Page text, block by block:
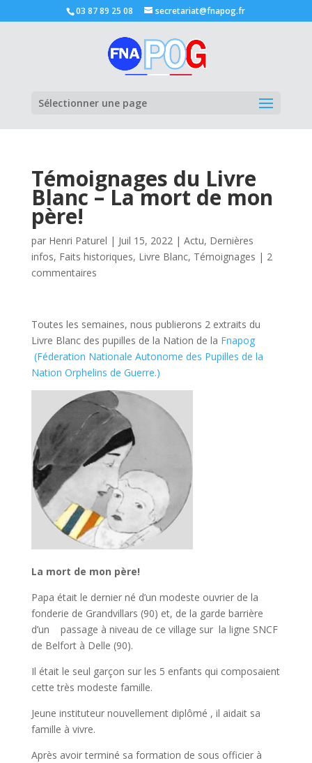
03 87 89 25 08 secretariat@fnapog.fr
Sélectionner une page
Témoignages du Livre
Blanc – La mort de mon
père!
par Henri Paturel | Juil 15, 2022| Actu, Dernières
infos, Faits historiques, Livre Blanc, Témoignages | 2
commentaires
Toutes les semaines, nous publierons 2 extraits du
Livre Blanc des pupilles de la Nation de la Fnapog
(Féderation Nationale Autonome des Pupilles de la
Nation Orphelins de Guerre.)
La mort de mon père!
Papa était le dernier né d’un modeste ouvrier de la
fonderie de Grandvillars (90) et, de la garde barrière
d’un passage à niveau de ce village sur la ligne SNCF
de Belfort à Delle (90).
Il était le seul garçon sur les 5 enfants qui composaient
cette très modeste famille.
Jeune instituteur nouvellement diplômé , il aidait sa
famille à vivre.
Après avoir terminé sa formation de sous officier à